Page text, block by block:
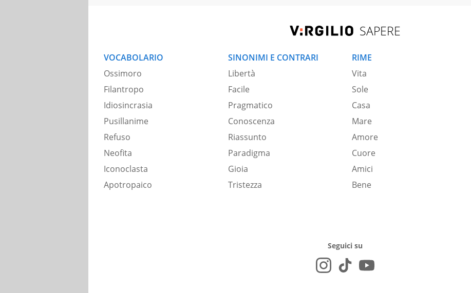
SAPERE
VOCABOLARIO
Ossimoro
Filantropo
Idiosincrasia
Pusillanime
Refuso
Neofita
Iconoclasta
Apotropaico
SINONIMI E CONTRARI
Libertà
Facile
Pragmatico
Conoscenza
Riassunto
Paradigma
Gioia
Tristezza
RIME
Vita
Sole
Casa
Mare
Amore
Cuore
Amici
Bene
Seguici su